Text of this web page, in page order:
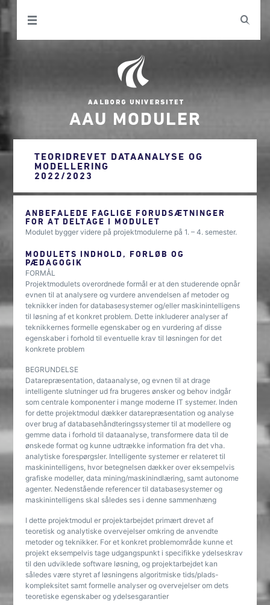
AAU MODULER
TEORIDREVET DATAANALYSE OG
MODELLERING
2022/2023
ANBEFALEDE FAGLIGE FORUDSÆTNINGER
FOR AT DELTAGE I MODULET
Modulet bygger videre på projektmodulerne på 1. – 4. semester.
MODULETS INDHOLD, FORLØB OG
PÆDAGOGIK
FORMÅL
Projektmodulets overordnede formål er at den studerende opnår
evnen til at analysere og vurdere anvendelsen af metoder og
teknikker inden for databasesystemer og/eller maskinintelligens
til løsning af et konkret problem. Dette inkluderer analyser af
teknikkernes formelle egenskaber og en vurdering af disse
egenskaber i forhold til eventuelle krav til løsningen for det
konkrete problem
BEGRUNDELSE
Datarepræsentation, dataanalyse, og evnen til at drage
intelligente slutninger ud fra brugeres ønsker og behov indgår
som centrale komponenter i mange moderne IT systemer. Inden
for dette projektmodul dækker datarepræsentation og analyse
over brug af databasehåndteringssystemer til at modellere og
gemme data i forhold til dataanalyse, transformere data til de
ønskede format og kunne udtrække information fra det vha.
analytiske forespørgsler. Intelligente systemer er relateret til
maskinintelligens, hvor betegnelsen dækker over eksempelvis
grafiske modeller, data mining/maskinindlæring, samt autonome
agenter. Nedenstående referencer til databasesystemer og
maskinintelligens skal således ses i denne sammenhæng
I dette projektmodul er projektarbejdet primært drevet af
teoretisk og analytiske overvejelser omkring de anvendte
metoder og teknikker. For et konkret problemområde kunne et
projekt eksempelvis tage udgangspunkt i specifikke ydelseskrav
til den udviklede software løsning, og projektarbejdet kan
således være styret af løsningens algoritmiske tids/plads-
kompleksitet samt formelle analyser og overvejelser om dets
teoretiske egenskaber og ydelsesgarantier